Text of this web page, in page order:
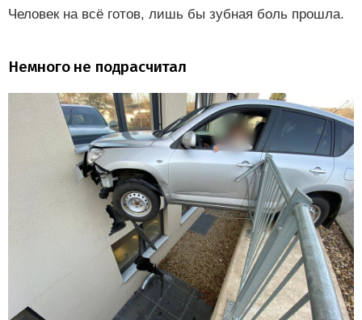
Человек на всё готов, лишь бы зубная боль прошла.
Немного не подрасчитал